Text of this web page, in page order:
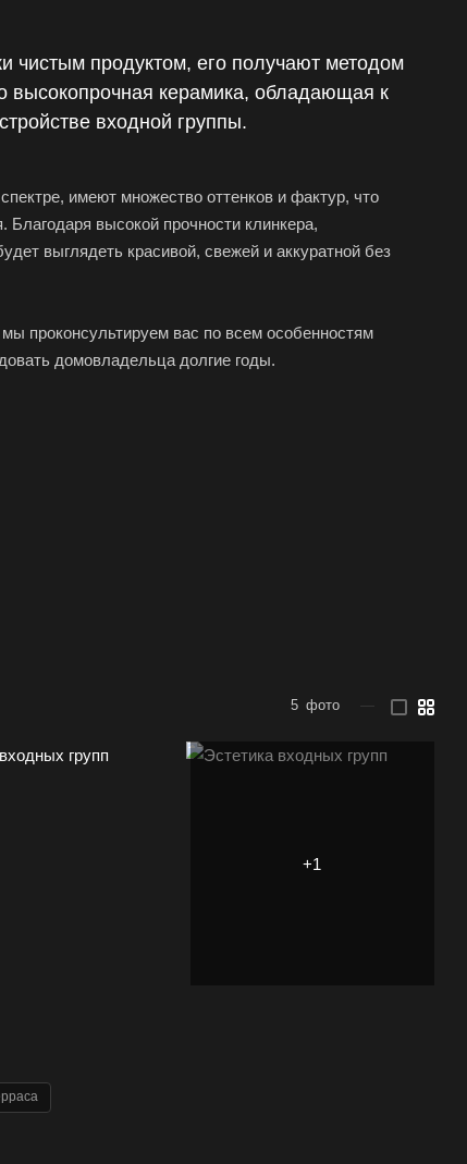
чистым продуктом, его получают методом
высокопрочная керамика, обладающая к
входной группы.
имеют множество оттенков и фактур, что
высокой прочности клинкера,
выглядеть красивой, свежей и аккуратной без
проконсультируем вас по всем особенностям
домовладельца долгие годы.
5 фото —